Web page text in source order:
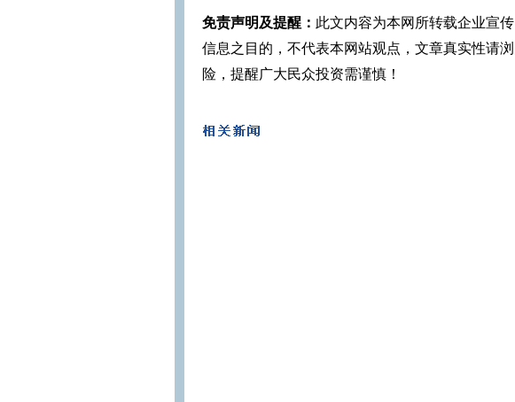
免责声明及提醒： 此文内容为本网所转载企业宣
信息之目的，不代表本网站观点，文章真实性请
险，提醒广大民众投资需谨慎！